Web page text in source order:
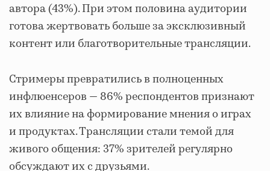
автора (43%). При этом половина аудитории
готова жертвовать больше за эксклюзивный
контент или благотворительные трансляции.
Стримеры превратились в полноценных
инфлюенсеров — 86% респондентов признают
их влияние на формирование мнения о играх
и продуктах. Трансляции стали темой для
живого общения: 37% зрителей регулярно
обсуждают их с друзьями.